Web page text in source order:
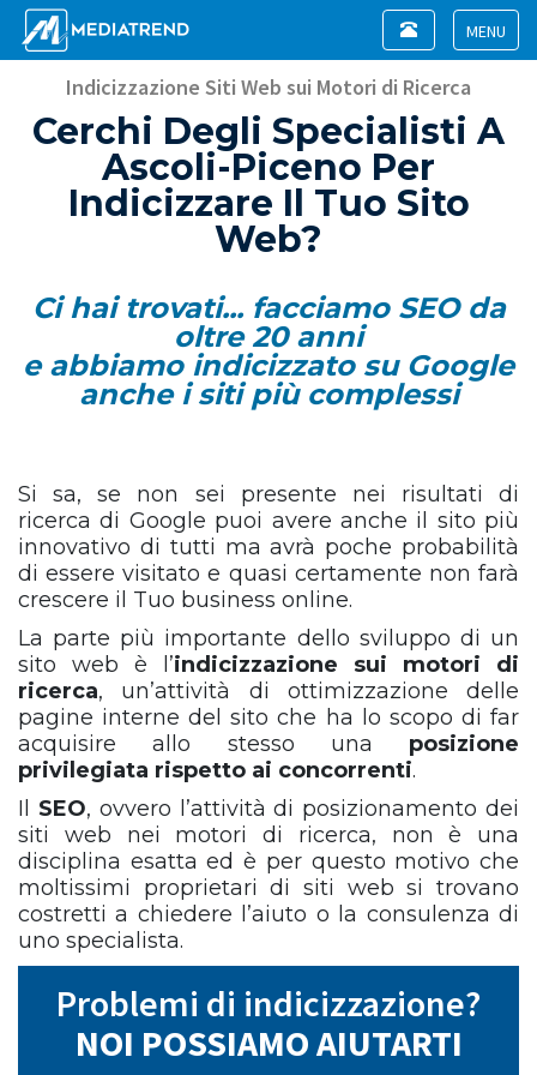
Toggle
Toggle
navigation
Indicizzazione Siti Web sui Motori di Ricerca
Cerchi Degli Specialisti A
Ascoli-Piceno Per
Indicizzare Il Tuo Sito
Web?
Ci hai trovati... facciamo SEO da
oltre 20 anni
e abbiamo indicizzato su Google
anche i siti più complessi
Si sa, se non sei presente nei risultati di
ricerca di Google puoi avere anche il sito più
innovativo di tutti ma avrà poche probabilità
di essere visitato e quasi certamente non farà
crescere il Tuo business online.
La parte più importante dello sviluppo di un
sito web è l’indicizzazione sui motori di
ricerca, un’attività di ottimizzazione delle
pagine interne del sito che ha lo scopo di far
acquisire allo stesso una posizione
privilegiata rispetto ai concorrenti.
Il SEO, ovvero l’attività di posizionamento dei
siti web nei motori di ricerca, non è una
disciplina esatta ed è per questo motivo che
moltissimi proprietari di siti web si trovano
costretti a chiedere l’aiuto o la consulenza di
uno specialista.
Problemi di indicizzazione?
NOI POSSIAMO AIUTARTI